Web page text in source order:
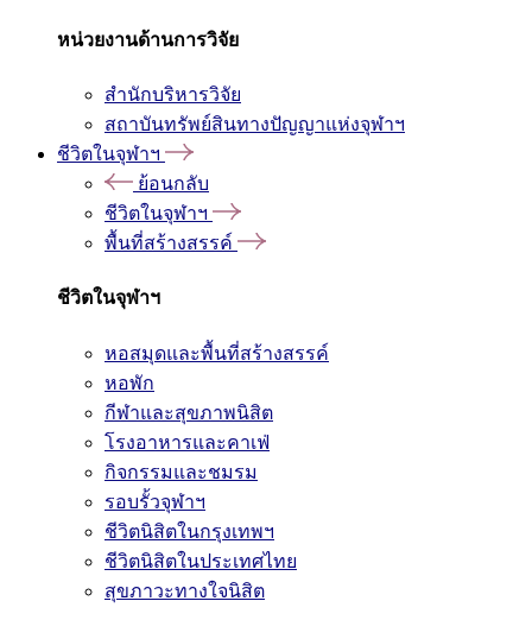
หน่วยงานด้านการวิจัย
สำนักบริหารวิจัย
สถาบันทรัพย์สินทางปัญญาแห่งจุฬาฯ
ชีวิตในจุฬาฯ
ย้อนกลับ
ชีวิตในจุฬาฯ
พื้นที่สร้างสรรค์
ชีวิตในจุฬาฯ
หอสมุดและพื้นที่สร้างสรรค์
หอพัก
กีฬาและสุขภาพนิสิต
โรงอาหารและคาเฟ่
กิจกรรมและชมรม
รอบรั้วจุฬาฯ
ชีวิตนิสิตในกรุงเทพฯ
ชีวิตนิสิตในประเทศไทย
สุขภาวะทางใจนิสิต